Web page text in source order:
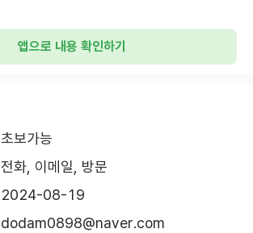
앱으로 내용 확인하기
초보가능
전화, 이메일, 방문
2024-08-19
dodam0898@naver.com